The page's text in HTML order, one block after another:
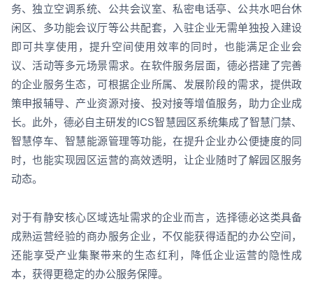
务、独立空调系统、公共会议室、私密电话亭、公共水吧台休
闲区、多功能会议厅等公共配套，入驻企业无需单独投入建设
即可共享使用，提升空间使用效率的同时，也能满足企业会
议、活动等多元场景需求。在软件服务层面，德必搭建了完善
的企业服务生态，可根据企业所属、发展阶段的需求，提供政
策申报辅导、产业资源对接、投对接等增值服务，助力企业成
长。此外，德必自主研发的ICS智慧园区系统集成了智慧门禁、
智慧停车、智慧能源管理等功能，在提升企业办公便捷度的同
时，也能实现园区运营的高效透明，让企业随时了解园区服务
动态。
对于有静安核心区域选址需求的企业而言，选择德必这类具备
成熟运营经验的商办服务企业，不仅能获得适配的办公空间，
还能享受产业集聚带来的生态红利，降低企业运营的隐性成
本，获得更稳定的办公服务保障。